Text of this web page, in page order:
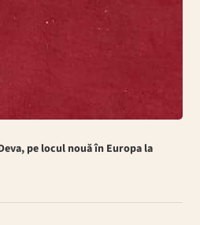
pe locul nouă în Europa la